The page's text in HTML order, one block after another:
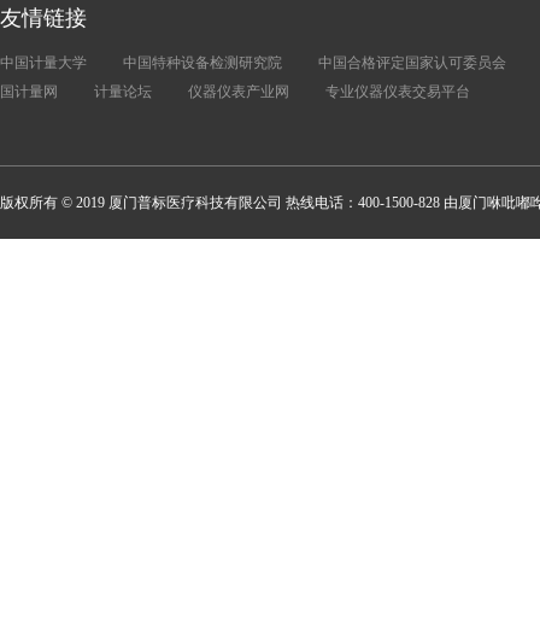
友情链接
中国计量大学 中国特种设备检测研究院
中国合格评定国家认可委员会
国计量网
计量论坛 仪器仪表产业网 专业仪器仪表交易平台
版权所有 © 2019 厦门普标医疗科技有限公司 热线电话：400-1500-828 由厦门咻吡